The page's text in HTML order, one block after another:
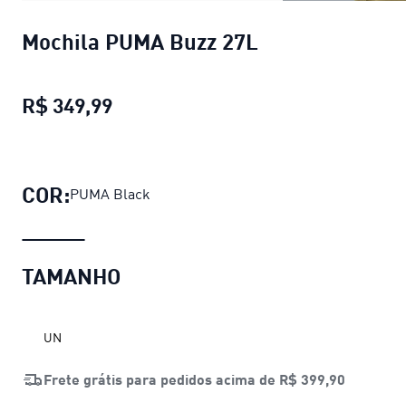
Mochila PUMA Buzz 27L
R$ 349,99
COR:PUMA Black
TAMANHO
UN
Frete grátis para pedidos acima de R$ 399,90